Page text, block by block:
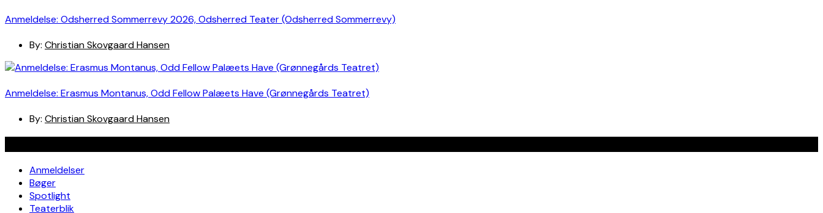
Anmeldelse: Odsherred Sommerrevy 2026, Odsherred Teater (Odsherred Sommerrevy)
By: Christian Skovgaard Hansen
Anmeldelse: Erasmus Montanus, Odd Fellow Palæets Have (Grønnegårds Teatret)
By: Christian Skovgaard Hansen
Anmeldelser
Bøger
Spotlight
Teaterblik